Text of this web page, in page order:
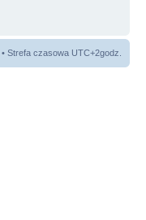
• Strefa czasowa UTC+2godz.